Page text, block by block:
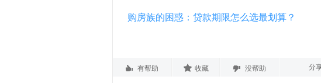
购房族的困惑：贷款期限怎么选最划算？
有帮助 收藏 没帮助 分